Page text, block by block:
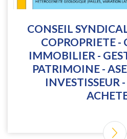
CONSEIL
COPROPRIETE -
IMMOBILIER -
PATRIMOINE -
INVESTISSEUR